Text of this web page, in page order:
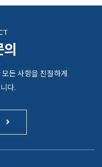
든 사항을 친절하게
다.